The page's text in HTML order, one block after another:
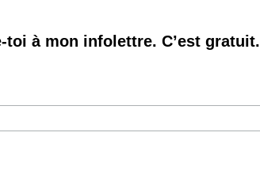
toi à mon infolettre. C’est gratuit.